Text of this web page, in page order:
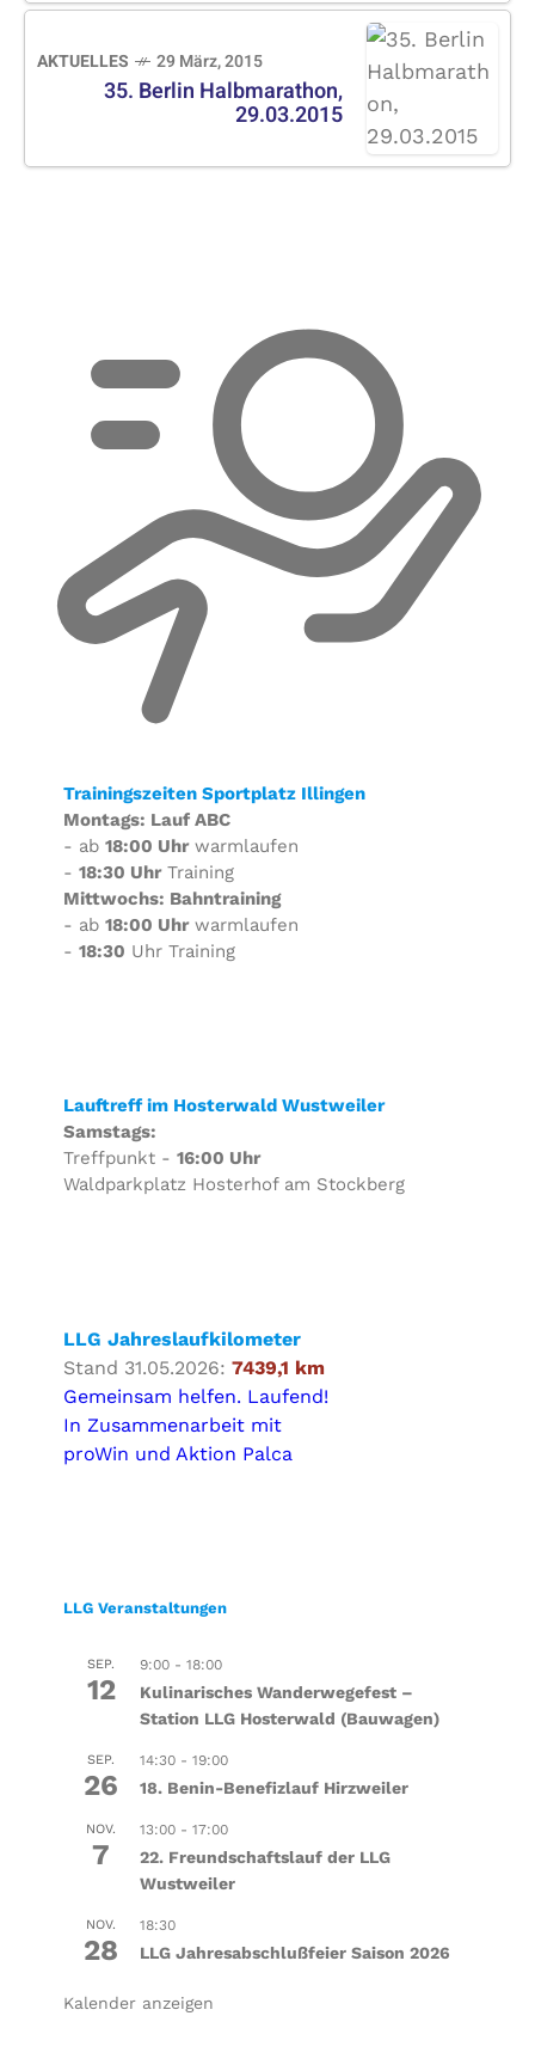
AKTUELLES 29 März, 2015
35. Berlin Halbmarathon,
29.03.2015
Trainingszeiten Sportplatz Illingen
Montags: Lauf ABC
- ab 18:00 Uhrwarmlaufen
- 18:30 UhrTraining
Mittwochs: Bahntraining
- ab 18:00 Uhrwarmlaufen
- 18:30 Uhr Training
Lauftreff im Hosterwald Wustweiler
Samstags:
Treffpunkt - 16:00 Uhr
Waldparkplatz Hosterhof am Stockberg
LLG Jahreslaufkilometer
Stand 31.05.2026: 7439,1 km
Gemeinsam helfen. Laufend!
In Zusammenarbeit mit
proWin und Aktion Palca
LLG Veranstaltungen
SEP.
12
9:00- 18:00
Kulinarisches Wanderwegefest –
Station LLG Hosterwald (Bauwagen)
SEP.
26
14:30- 19:00
18. Benin-Benefizlauf Hirzweiler
NOV.
7
13:00- 17:00
22. Freundschaftslauf der LLG
Wustweiler
NOV.
28
18:30
LLG Jahresabschlußfeier Saison 2026
Kalender anzeigen